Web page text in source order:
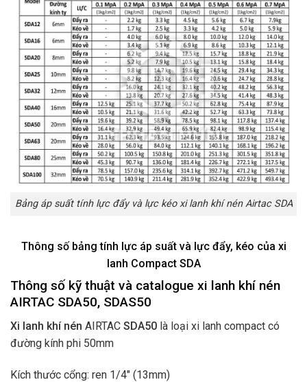
Bảng áp suất tính lực đẩy và lực kéo xi lanh khí nén Airtac SDA
Thông số bảng tính lực áp suất và lực đẩy, kéo của xi
lanh Compact SDA
Thông số kỹ thuật và catalogue xi lanh khí nén
AIRTAC SDA50, SDAS50
Xi lanh khí nén AIRTAC SDA50 là loại xi lanh compact có
đường kính phi 50mm
Kích thước cổng: ren 1/4″ (13mm)